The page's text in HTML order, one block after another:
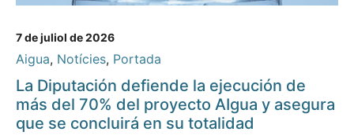
7 de juliol de 2026
Aigua, Notícies, Portada
La Diputación defiende la ejecución de
más del 70% del proyecto AIgua y asegura
que se concluirá en su totalidad